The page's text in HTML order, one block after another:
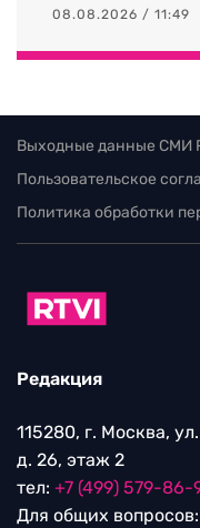
08.08.2026 / 11:49
Выходные данные СМИ
Пользовательское
Политика обработки
Редакция
115280, г. Москва,
д. 26, этаж 2
тел: +7 (499) 579-86-
Для общих вопросов: